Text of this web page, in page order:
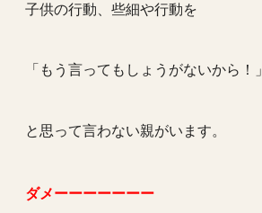
子供の行動、些細や行動を
「もう言ってもしょうがないから！」
と思って言わない親がいます。
ダメーーーーーーー